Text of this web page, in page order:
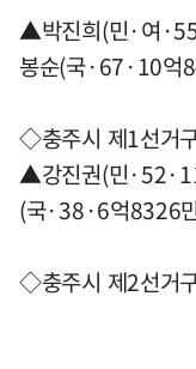
▲박진희(민·여
봉순(국·67·10억
◇충주시 제1선거
▲강진권(민
(국·38·6억8326
◇충주시 제2선거